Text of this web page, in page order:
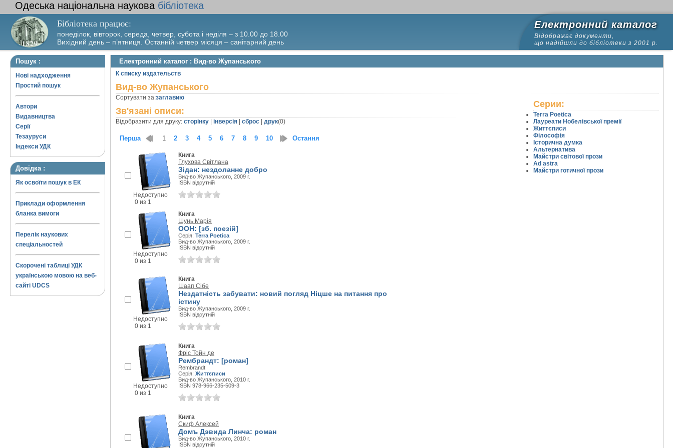
Одеська національна наукова бібліотека
Бібліотека працює:
понеділок, вівторок, середа, четвер, субота і неділя – з 10.00 до 18.00
Вихідний день – п’ятниця. Останній четвер місяця – санітарний день
Електронний каталог
Відображає документи,
що надійшли до бібліотеки з 2001 р.
Пошук :
Нові надходження
Простий пошук
Автори
Видавництва
Серії
Тезауруси
Індекси УДК
Довідка :
Як освоїти пошук в ЕК
Приклади оформлення
бланка вимоги
Перелік наукових
спеціальностей
Скорочені таблиці УДК
українською мовою на веб-
сайті UDCS
Електронний каталог : Вид-во Жупанського
К списку издательств
Вид-во Жупанського
Сортувати за:заглавию
Зв'язані описи:
Відобразити для друку: сторінку інверсія сброс друк(0)
Перша 1 2 3 4 5 6 7 8 9 10 11 12 13
Остання
Недоступно
0 из 1
Книга
Глухова Світлана
Зідан: нездоланне добро
Вид-во Жупанського, 2009 г.
ISBN відсутній
Недоступно
0 из 1
Книга
Шунь Марія
ООН: [зб. поезій]
Серія: Terra Poetica
Вид-во Жупанського, 2009 г.
ISBN відсутній
Недоступно
0 из 1
Книга
Шаап Сібе
Нездатність забувати: новий погляд Ніцше на питання про
істину
Вид-во Жупанського, 2009 г.
ISBN відсутній
Недоступно
0 из 1
Книга
Фріс Тойн де
Рембрандт: [роман]
Rembrandt
Серія: Життєписи
Вид-во Жупанського, 2010 г.
ISBN 978-966-235-509-3
Книга
Скиф Алексей
Домъ Дэвида Линча: роман
Вид-во Жупанського, 2010 г.
ISBN відсутній
Серии:
Terra Poetica
Лауреати Нобелівської премії
Життєписи
Філософія
Історична думка
Альтернатива
Майстри світової прози
Ad astra
Майстри готичної прози